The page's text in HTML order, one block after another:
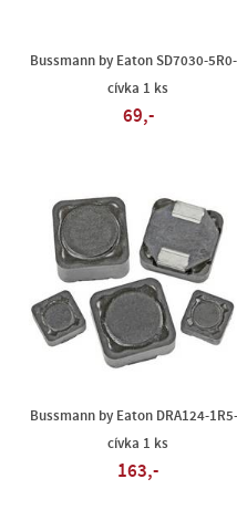
Bussmann by Eaton SD7030-
cívka 1 ks
69,-
Bussmann by Eaton DRA124-
cívka 1 ks
163,-